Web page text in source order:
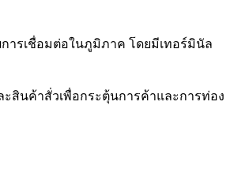
ารเชื่อมต่อในภูมิภาค โดยมีเทอร์มินัล
สินค้าสั่วเพื่อกระตุ้นการค้าและการท่อง